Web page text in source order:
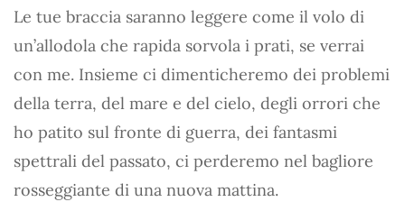
Le tue braccia saranno leggere come il volo di
un’allodola che rapida sorvola i prati, se verrai
con me. Insieme ci dimenticheremo dei problemi
della terra, del mare e del cielo, degli orrori che
ho patito sul fronte di guerra, dei fantasmi
spettrali del passato, ci perderemo nel bagliore
rosseggiante di una nuova mattina.